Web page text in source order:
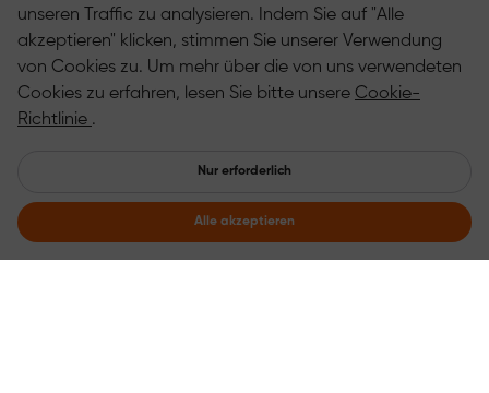
unseren Traffic zu analysieren. Indem Sie auf "Alle
akzeptieren" klicken, stimmen Sie unserer Verwendung
von Cookies zu. Um mehr über die von uns verwendeten
Cookies zu erfahren, lesen Sie bitte unsere Cookie-
Richtlinie .
Nur erforderlich
Alle akzeptieren